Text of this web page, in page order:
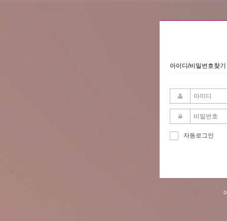
아이디/비밀번호찾기
자동로그인